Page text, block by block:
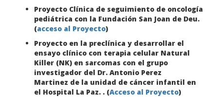
Proyecto Clínica de seguimiento de oncología
pediátrica con la Fundación San Joan de Deu.
(acceso al Proyecto)
Proyecto en la preclínica y desarrollar el
ensayo clínico con terapia celular Natural
Killer (NK) en sarcomas con el grupo
investigador del Dr. Antonio Perez
Martinez de la unidad de cáncer infantil en
el Hospital La Paz. . (Acceso al Proyecto)